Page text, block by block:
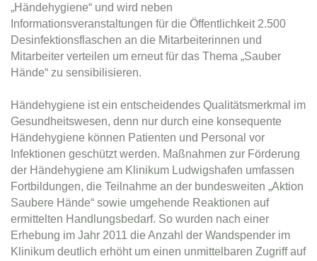
„Händehygiene“ und wird neben
Informationsveranstaltungen für die Öffentlichkeit 2.500
Desinfektionsflaschen an die Mitarbeiterinnen und
Mitarbeiter verteilen um erneut für das Thema „Sauber
Hände“ zu sensibilisieren.
Händehygiene ist ein entscheidendes Qualitätsmerkmal im
Gesundheitswesen, denn nur durch eine konsequente
Händehygiene können Patienten und Personal vor
Infektionen geschützt werden. Maßnahmen zur Förderung
der Händehygiene am Klinikum Ludwigshafen umfassen
Fortbildungen, die Teilnahme an der bundesweiten „Aktion
Saubere Hände“ sowie umgehende Reaktionen auf
ermittelten Handlungsbedarf. So wurden nach einer
Erhebung im Jahr 2011 die Anzahl der Wandspender im
Klinikum deutlich erhöht um einen unmittelbaren Zugriff auf